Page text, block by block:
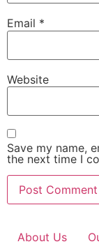
Email *
Website
Save my name,
the next time I
About Us